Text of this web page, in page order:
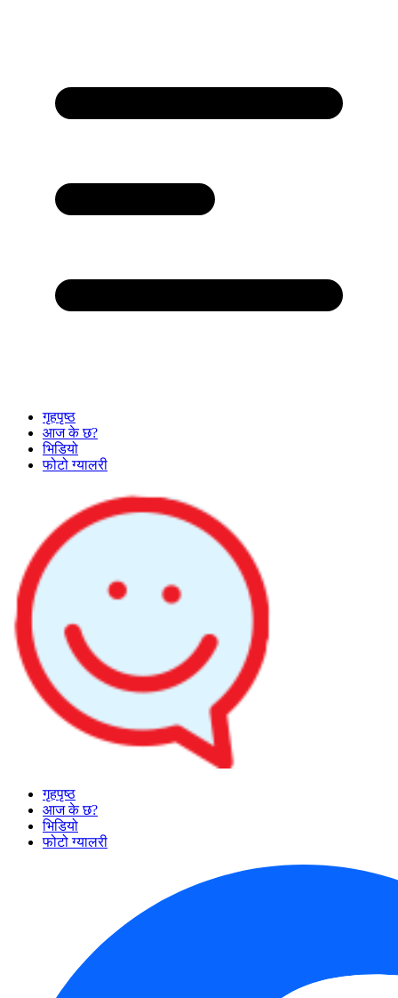
गृहपृष्ठ
आज के छ?
भिडियो
फोटो ग्यालरी
गृहपृष्ठ
आज के छ?
भिडियो
फोटो ग्यालरी